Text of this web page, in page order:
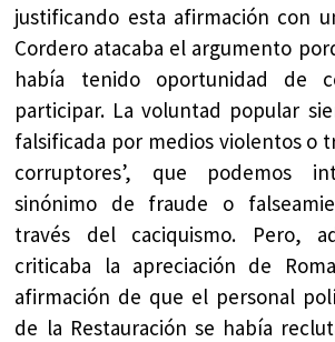
justificando esta afirmación con
Cordero atacaba el argumento
había tenido oportunidad de
participar. La voluntad popular
falsificada por medios violentos o
corruptores’, que podemos
sinónimo de fraude o
través del caciquismo. Pero,
criticaba la apreciación de
afirmación de que el personal
de la Restauración se había